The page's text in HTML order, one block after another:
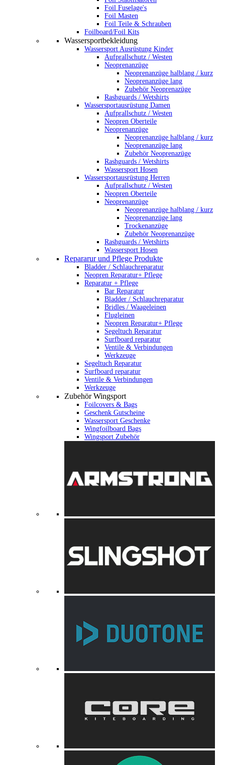
Foil Fuselage's
Foil Masten
Foil Teile & Schrauben
Foilboard/Foil Kits
Wassersportbekleidung
Wassersport Ausrüstung Kinder
Aufprallschutz / Westen
Neoprenanzüge
Neoprenanzüge halblang / kurz
Neoprenanzüge lang
Zubehör Neoprenazüge
Rashguards / Wetshirts
Wassersportausrüstung Damen
Aufprallschutz / Westen
Neopren Oberteile
Neoprenanzüge
Neoprenanzüge halblang / kurz
Neoprenanzüge lang
Zubehör Neoprenazüge
Rashguards / Wetshirts
Wassersport Hosen
Wassersportausrüstung Herren
Aufprallschutz / Westen
Neopren Oberteile
Neoprenanzüge
Neoprenanzüge halblang / kurz
Neoprenanzüge lang
Trockenanzüge
Zubehör Neoprenanzüge
Rashguards / Wetshirts
Wassersport Hosen
Repararur und Pflege Produkte
Bladder / Schlauchreparatur
Neopren Reparatur+ Pflege
Reparatur + Pflege
Bar Reparatur
Bladder / Schlauchreparatur
Bridles / Waageleinen
Flugleinen
Neopren Reparatur+ Pflege
Segeltuch Reparatur
Surfboard reparatur
Ventile & Verbindungen
Werkzeuge
Segeltuch Reparatur
Surfboard reparatur
Ventile & Verbindungen
Werkzeuge
Zubehör Wingsport
Foilcovers & Bags
Geschenk Gutscheine
Wassersport Geschenke
Wingfoilboard Bags
Wingsport Zubehör